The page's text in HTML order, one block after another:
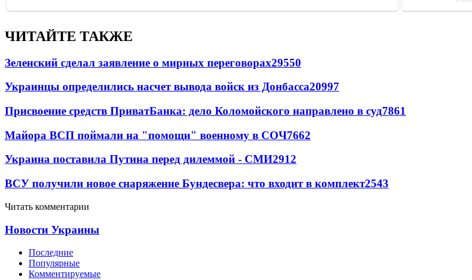
ЧИТАЙТЕ ТАКЖЕ
Зеленский сделал заявление о мирных переговорах29550
Украинцы определились насчет вывода войск из Донбасса20997
Присвоение средств ПриватБанка: дело Коломойского направлено в суд7861
Майора ВСП поймали на "помощи" военному в СОЧ7662
Украина поставила Путина перед дилеммой - СМИ2912
ВСУ получили новое снаряжение Бундесвера: что входит в комплект2543
Читать комментарии
Новости Украины
Последние
Популярные
Комментируемые